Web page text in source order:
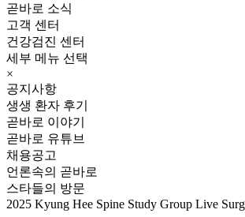
곧바로 소식
고객 센터
건강검진 센터
세부 메뉴 선택
×
공지사항
생생 환자 후기
곧바로 이야기
곧바로 유튜브
채용공고
언론속의 곧바로
스타들의 방문
2025 Kyung Hee Spine Study Group Live